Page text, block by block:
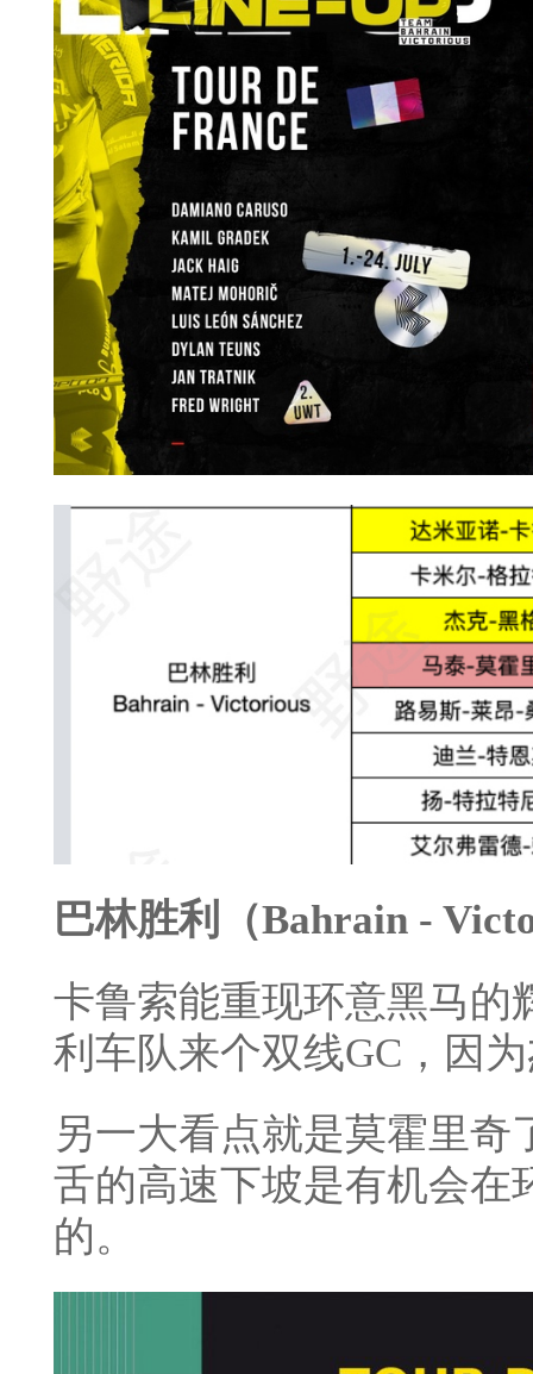
巴林胜利（Bahrain -
卡鲁索能重现环意黑马的
利车队来个双线GC，因
另一大看点就是莫霍里
舌的高速下坡是有机会在
的。